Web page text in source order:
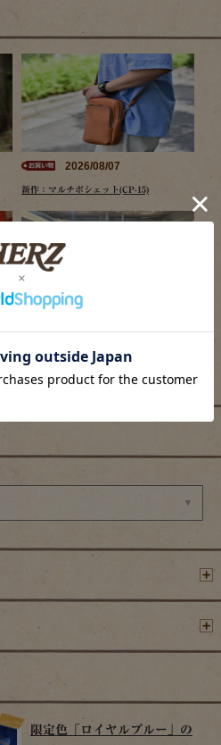
2026/08/07
新作：マルチポシェット(CP-15)
限定色「ロイヤルブルー」の